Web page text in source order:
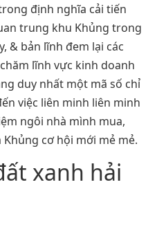
định nghĩa cải tiến
trung khu Khủng trong
& bản lĩnh đem lại các
lĩnh vực kinh doanh
duy nhất một mã số chỉ
việc liên minh liên minh
ngôi nhà mình mua,
cơ hội mới mẻ mẻ.
xanh hải